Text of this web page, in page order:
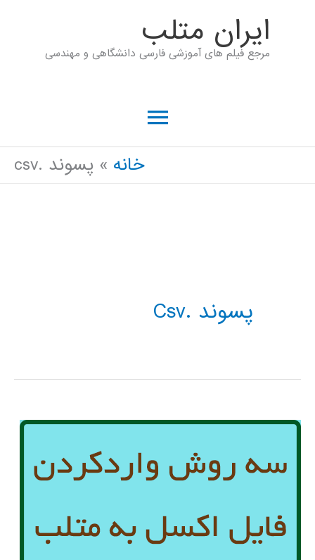
ايران متلب
مرجع فیلم های آموزشی فارسی دانشگاهی و مهندسی
فهرست
اصلی
خانه پسوند .csv
پسوند .csv